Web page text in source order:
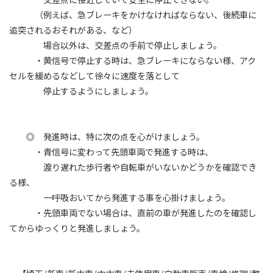
（例えば、急ブレーキをかけなければならない、後続車に
追突されるおそれがある、など）
場合以外は、交差点の手前で停止しましょう。
・黄信号で停止する時は、急ブレーキにならない様、アク
セルを緩めるなどして徐々に速度を落として
停止するようにしましょう。
◎ 発進時は、特に次の点を心がけましょう。
・青信号に変わって先頭車両で発進する時は、
渡り遅れた歩行者や自転車がいないかどうかを確認でき
る様、
一呼吸おいてから発進する事を心掛けましょう。
・先頭車両でない場合は、直前の車が発進したのを確認し
てからゆっくりと発進しましょう。